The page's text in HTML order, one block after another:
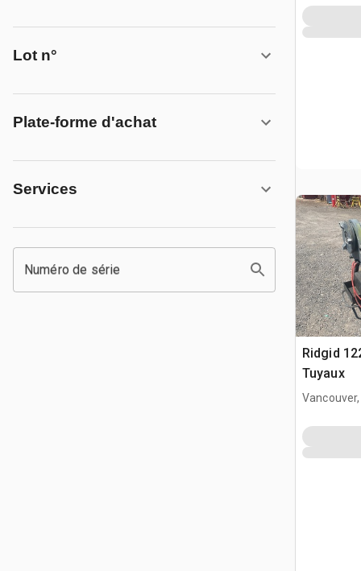
Lot n°
Plate-forme d'achat
Services
Numéro de série
Ridgid
Tuyaux